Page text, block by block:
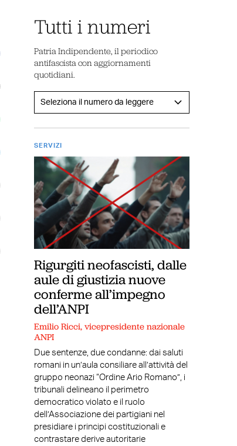
Tutti i numeri
Patria Indipendente, il periodico
antifascista con aggiornamenti
quotidiani.
SERVIZI
Rigurgiti neofascisti, dalle
aule di giustizia nuove
conferme all’impegno
dell’ANPI
Emilio Ricci, vicepresidente nazionale
ANPI
Due sentenze, due condanne: dai saluti
romani in un’aula consiliare all’attività del
gruppo neonazi “Ordine Ario Romano”, i
tribunali delineano il perimetro
democratico violato e il ruolo
dell’Associazione dei partigiani nel
presidiare i principi costituzionali e
contrastare derive autoritarie